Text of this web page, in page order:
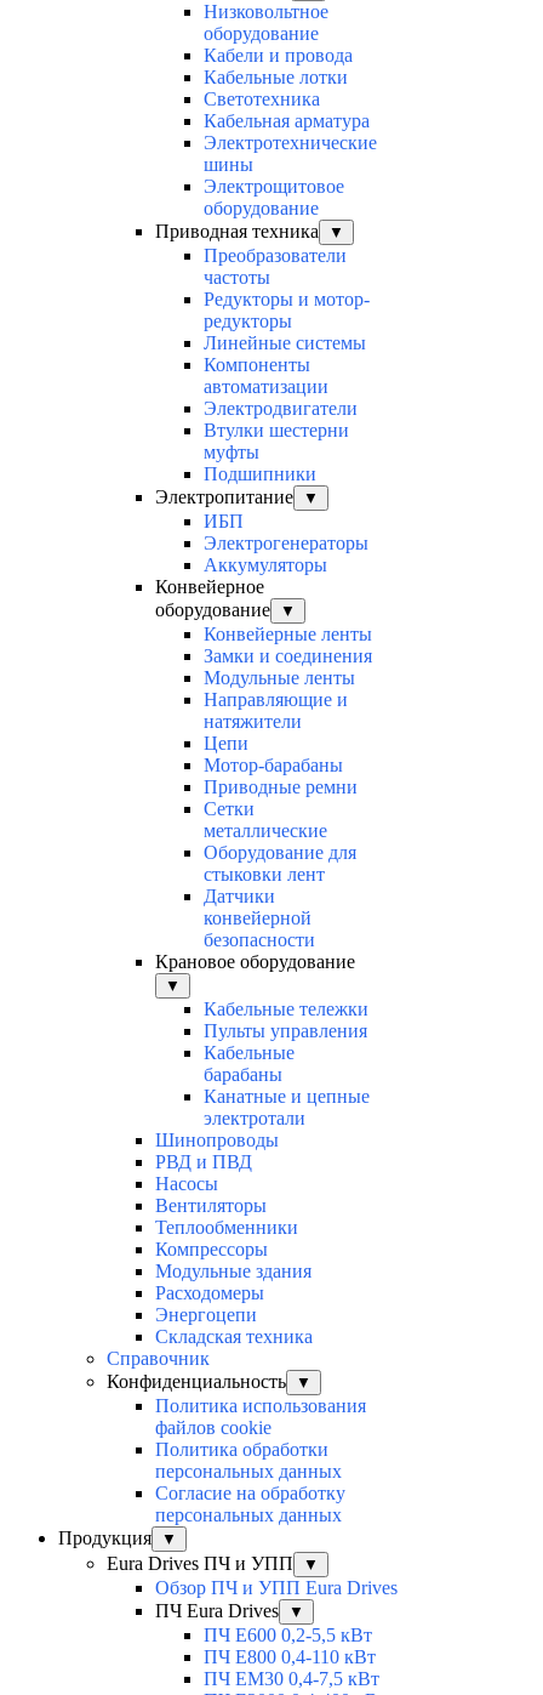
Низковольтное
оборудование
Кабели и провода
Кабельные лотки
Светотехника
Кабельная арматура
Электротехнические
шины
Электрощитовое
оборудование
Приводная техника
▼
Преобразователи
частоты
Редукторы и мотор-
редукторы
Линейные системы
Компоненты
автоматизации
Электродвигатели
Втулки шестерни
муфты
Подшипники
Электропитание
▼
ИБП
Электрогенераторы
Аккумуляторы
Конвейерное
оборудование
▼
Конвейерные ленты
Замки и соединения
Модульные ленты
Направляющие и
натяжители
Цепи
Мотор-барабаны
Приводные ремни
Сетки
металлические
Оборудование для
стыковки лент
Датчики
конвейерной
безопасности
Крановое оборудование
▼
Кабельные тележки
Пульты управления
Кабельные
барабаны
Канатные и цепные
электротали
Шинопроводы
РВД и ПВД
Насосы
Вентиляторы
Теплообменники
Компрессоры
Модульные здания
Расходомеры
Энергоцепи
Складская техника
Справочник
Конфиденциальность
▼
Политика использования
файлов cookie
Политика обработки
персональных данных
Согласие на обработку
персональных данных
Продукция
▼
Eura Drives ПЧ и УПП ▼
Обзор ПЧ и УПП Eura Drives
ПЧ Eura Drives
▼
ПЧ E600 0,2-5,5 кВт
ПЧ E800 0,4-110 кВт
ПЧ EM30 0,4-7,5 кВт